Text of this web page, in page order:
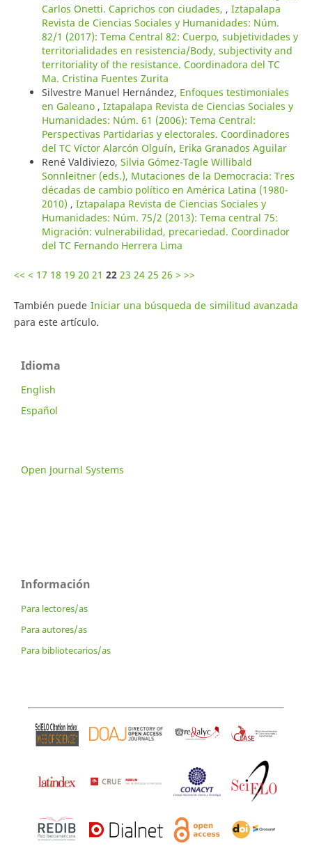
Carlos Onetti. Caprichos con ciudades, , Iztapalapa
Revista de Ciencias Sociales y Humanidades: Núm.
82/1 (2017): Tema Central 82: Cuerpo, subjetividades y
territorialidades en resistencia/Body, subjectivity and
territoriality of the resistance. Coordinadora del TC
Ma. Cristina Fuentes Zurita
Silvestre Manuel Hernández, Enfoques testimoniales
en Galeano , Iztapalapa Revista de Ciencias Sociales y
Humanidades: Núm. 61 (2006): Tema Central:
Perspectivas Partidarias y electorales. Coordinadores
del TC Víctor Alarcón Olguín, Erika Granados Aguilar
René Valdiviezo, Silvia Gómez-Tagle Willibald
Sonnleitner (eds.), Mutaciones de la Democracia: Tres
décadas de cambio político en América Latina (1980-
2010) , Iztapalapa Revista de Ciencias Sociales y
Humanidades: Núm. 75/2 (2013): Tema central 75:
Migración: vulnerabilidad, precariedad. Coordinador
del TC Fernando Herrera Lima
<< < 17 18 19 20 21 22 23 24 25 26 > >>
También puede Iniciar una búsqueda de similitud avanzada
para este artículo.
Idioma
English
Español
Open Journal Systems
Información
Para lectores/as
Para autores/as
Para bibliotecarios/as